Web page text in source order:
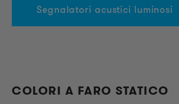
Segnalatori acustici luminosi
COLORI A FARO STATICO